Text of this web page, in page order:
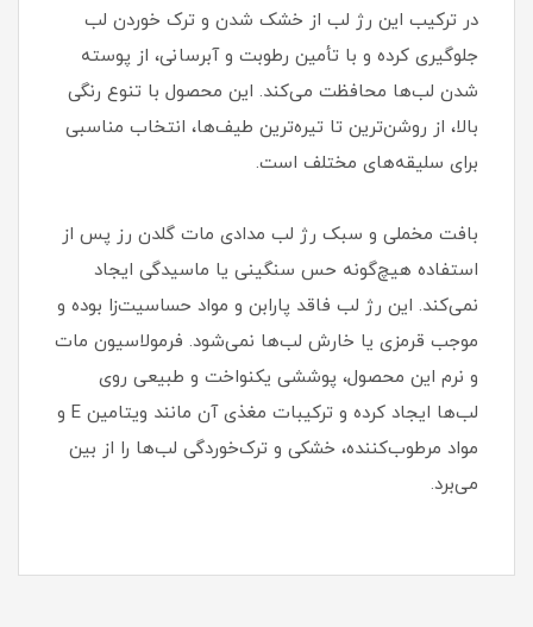
در ترکیب این رژ لب از خشک شدن و ترک خوردن لب
جلوگیری کرده و با تأمین رطوبت و آبرسانی، از پوسته
شدن لب‌ها محافظت می‌کند. این محصول با تنوع رنگی
بالا، از روشن‌ترین تا تیره‌ترین طیف‌ها، انتخاب مناسبی
برای سلیقه‌های مختلف است.
بافت مخملی و سبک رژ لب مدادی مات گلدن رز پس از
استفاده هیچ‌گونه حس سنگینی یا ماسیدگی ایجاد
نمی‌کند. این رژ لب فاقد پارابن و مواد حساسیت‌زا بوده و
موجب قرمزی یا خارش لب‌ها نمی‌شود. فرمولاسیون مات
و نرم این محصول، پوششی یکنواخت و طبیعی روی
لب‌ها ایجاد کرده و ترکیبات مغذی آن مانند ویتامین E و
مواد مرطوب‌کننده، خشکی و ترک‌خوردگی لب‌ها را از بین
می‌برد.